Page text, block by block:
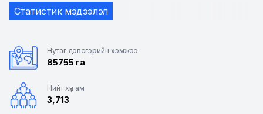
Статистик мэдээлэл
Нутаг дэвсгэрийн хэмжээ
85755 га
Нийт хүн ам
3,713